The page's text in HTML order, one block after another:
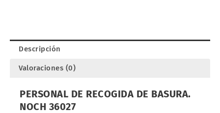
Descripción
Valoraciones (0)
PERSONAL DE RECOGIDA DE BASURA.
NOCH 36027